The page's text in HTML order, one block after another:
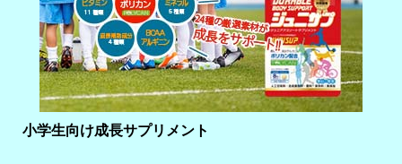
小学生向け成長サプリメント